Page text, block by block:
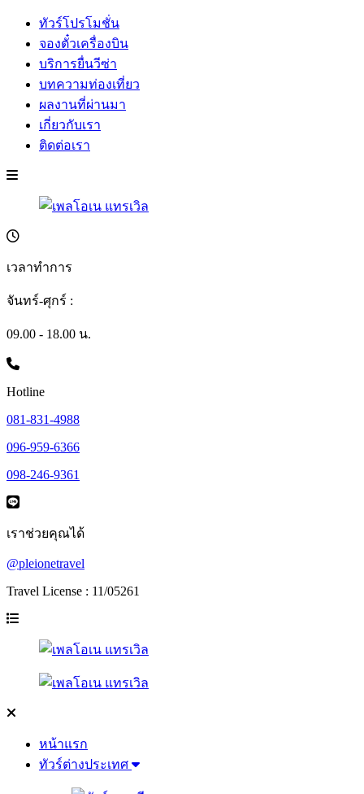
ทัวร์โปรโมชั่น
จองตั๋วเครื่องบิน
บริการยื่นวีซ่า
บทความท่องเที่ยว
ผลงานที่ผ่านมา
เกี่ยวกับเรา
ติดต่อเรา
เวลาทำการ
จันทร์-ศุกร์ :
09.00 - 18.00 น.
Hotline
081-831-4988
096-959-6366
098-246-9361
เราช่วยคุณได้
@pleionetravel
Travel License : 11/05261
หน้าแรก
ทัวร์ต่างประเทศ